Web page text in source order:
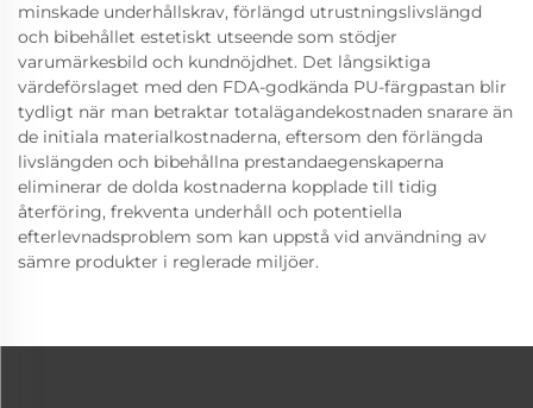
minskade underhållskrav, förlängd utrustningslivslängd
och bibehållet estetiskt utseende som stödjer
varumärkesbild och kundnöjdhet. Det långsiktiga
värdeförslaget med den FDA-godkända PU-färgpastan blir
tydligt när man betraktar totalägandekostnaden snarare än
de initiala materialkostnaderna, eftersom den förlängda
livslängden och bibehållna prestandaegenskaperna
eliminerar de dolda kostnaderna kopplade till tidig
återföring, frekventa underhåll och potentiella
efterlevnadsproblem som kan uppstå vid användning av
sämre produkter i reglerade miljöer.